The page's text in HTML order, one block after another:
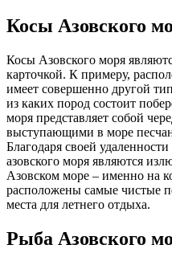
Косы Азовского
Косы Азовского моря
карточкой. К примеру,
имеет совершенно другой
из каких пород состоит
моря представляет собой
выступающими в море
Благодаря своей
азовского моря являются
Азовском море – именно на
расположены самые чистые
места для летнего отдыха.
Рыба Азовского